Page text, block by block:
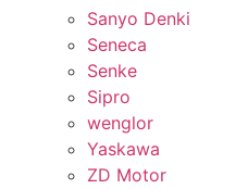
Sanyo Denki
Seneca
Senke
Sipro
wenglor
Yaskawa
ZD Motor